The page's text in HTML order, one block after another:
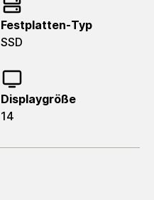
Festplatten-Typ
SSD
Displaygröße
14